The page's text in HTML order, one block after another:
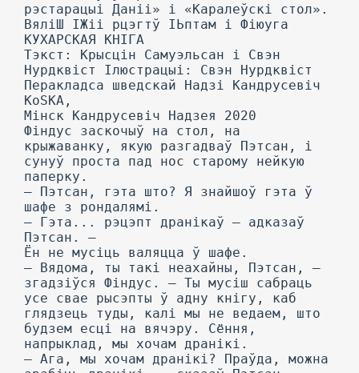
рэстарацыі Даніі» і «Каралеўскі стол».
ВяліШ ІЖіі рцэгтў ІЬптам і Фіюуга
КУХАРСКАЯ КНІГА
Тэкст: Крысцін Самуэльсан і Свэн
Нурдквіст Ілюстрацыі: Свэн Нурдквіст
Перакладса шведскай Надзі Кандрусевіч
KoSKA,
Мінск Кандрусевіч Надзея 2020
Фіндус заскочыў на стол, на
крыжаванку, якую разгадваў Пэтсан, і
сунуў проста пад нос старому нейкую
паперку.
— Пэтсан, гэта што? Я знайшоў гэта ў
шафе з рондалямі.
— Гэта... рэцэпт дранікаў — адказаў
Пэтсан. —
Ён не мусіць валяцца ў шафе.
— Вядома, ты такі неахайны, Пэтсан, —
згадзіўся Фіндус. — Ты мусіш сабраць
усе свае рысэпты ў адну кнігу, каб
глядзець туды, калі мы не ведаем, што
будзем есці на вячэру. Сёння,
напрыклад, мы хочам дранікі.
— Ага, мы хочам дранікі? Праўда, можна